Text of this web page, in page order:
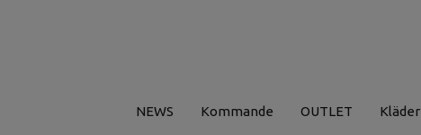
NEWS Kommande OUTLET Kläder